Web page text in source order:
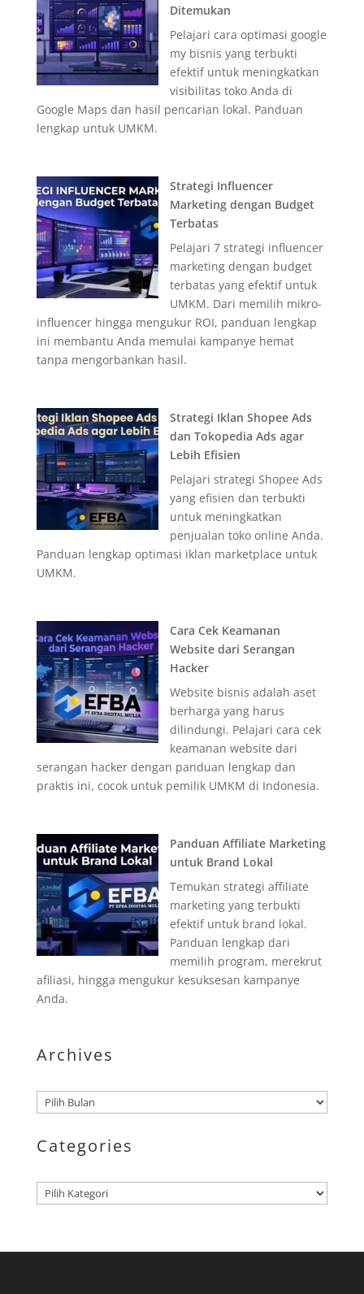
Ditemukan
Pelajari cara optimasi google
my bisnis yang terbukti
efektif untuk meningkatkan
visibilitas toko Anda di
Google Maps dan hasil pencarian lokal. Panduan
lengkap untuk UMKM.
Strategi Influencer
Marketing dengan Budget
Terbatas
Pelajari 7 strategi influencer
marketing dengan budget
terbatas yang efektif untuk
UMKM. Dari memilih mikro-
influencer hingga mengukur ROI, panduan lengkap
ini membantu Anda memulai kampanye hemat
tanpa mengorbankan hasil.
Strategi Iklan Shopee Ads
dan Tokopedia Ads agar
Lebih Efisien
Pelajari strategi Shopee Ads
yang efisien dan terbukti
untuk meningkatkan
penjualan toko online Anda.
Panduan lengkap optimasi iklan marketplace untuk
UMKM.
Cara Cek Keamanan
Website dari Serangan
Hacker
Website bisnis adalah aset
berharga yang harus
dilindungi. Pelajari cara cek
keamanan website dari
serangan hacker dengan panduan lengkap dan
praktis ini, cocok untuk pemilik UMKM di Indonesia.
Panduan Affiliate Marketing
untuk Brand Lokal
Temukan strategi affiliate
marketing yang terbukti
efektif untuk brand lokal.
Panduan lengkap dari
memilih program, merekrut
afiliasi, hingga mengukur kesuksesan kampanye
Anda.
Archives
Arsip
Categories
Kategori